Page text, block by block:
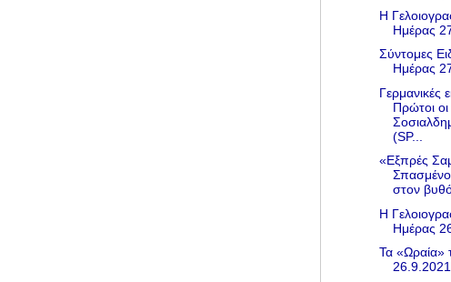
Η
Ημέρας
Σύντομες
Ημέρας
Γερμανικές
Πρώτοι οι
(SP...
«Εξπρές
στον
Η
Ημέρας
Τα «Ωραία»
26.9.2021